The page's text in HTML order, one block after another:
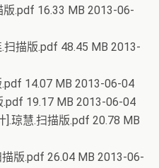
版.pdf 16.33 MB 2013-06-
扫描版.pdf 48.45 MB 2013-
.pdf 14.07 MB 2013-06-04
.pdf 19.17 MB 2013-06-04
].琼慧.扫描版.pdf 20.78 MB
版.pdf 26.04 MB 2013-06-